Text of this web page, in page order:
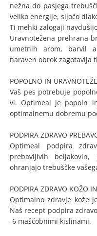
nežna do pasjega
veliko energije, sijočo
Ti mehki zalogaji
Uravnotežena prehrana
umetnih arom, barvil
naraven obrok zagotavlja
POPOLNO IN
Vaš pes potrebuje
vi. Optimeal je popoln
optimalnemu dobremu
PODPIRA ZDRAVO
Optimeal podpira
prebavljivih
ohranjajo trebuščke
PODPIRA ZDRAVO KOŽO
Optimalno zdravje kože
Naš recept podpira
-6 maščobnimi kislinami.